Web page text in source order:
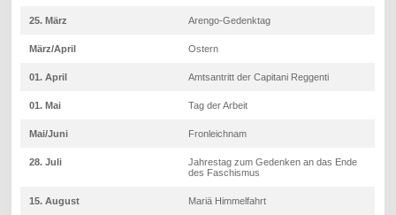
25. März Arengo-Gedenktag
März/April Ostern
01. April Amtsantritt der Capitani Reggenti
01. Mai Tag der Arbeit
Mai/Juni Fronleichnam
28. Juli
Jahrestag zum Gedenken an das Ende
des Faschismus
15. August Mariä Himmelfahrt